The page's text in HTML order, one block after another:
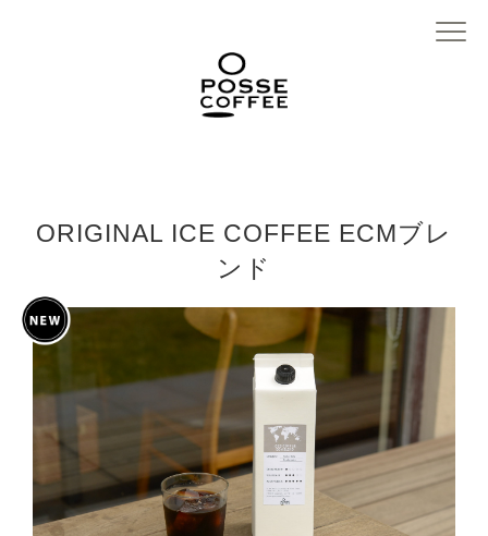
ORIGINAL ICE COFFEE ECMブレ
ンド